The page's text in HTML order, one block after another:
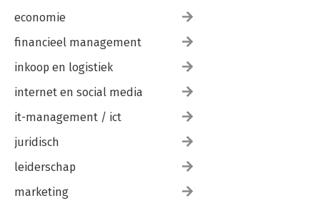
economie
financieel management
inkoop en logistiek
internet en social media
it-management / ict
juridisch
leiderschap
marketing